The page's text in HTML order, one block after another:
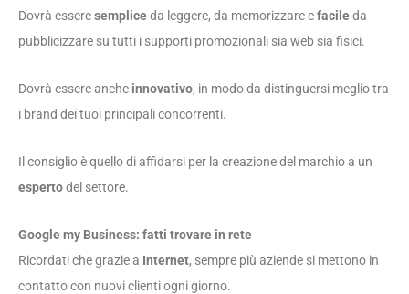
Dovrà esseresempliceda leggere, da memorizzare efacileda
pubblicizzare su tutti i supporti promozionali sia web sia fisici.
Dovrà essere anche innovativo, in modo da distinguersi meglio tra
i brand dei tuoi principali concorrenti.
Il consiglio è quello di affidarsi per la creazione del marchio a un
espertodel settore.
Google my Business: fatti trovare in rete
Ricordati che grazie a Internet, sempre più aziende si mettono in
contatto con nuovi clienti ogni giorno.